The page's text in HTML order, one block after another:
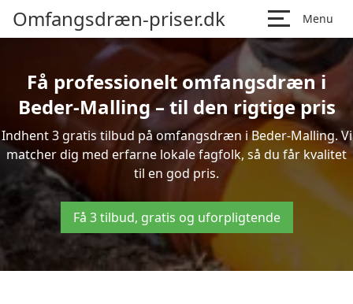
Omfangsdræn-priser.dk Menu
Få professionelt omfangsdræn i
Beder-Malling – til den rigtige pris
Indhent 3 gratis tilbud på omfangsdræn i Beder-Malling. Vi
matcher dig med erfarne lokale fagfolk, så du får kvalitet
til en god pris.
Få 3 tilbud, gratis og uforpligtende